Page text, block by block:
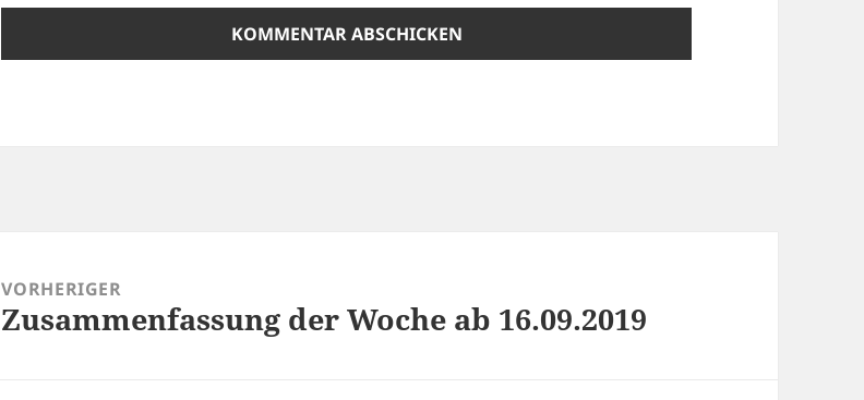
VORHERIGER
Vorheriger
Zusammenfassung der Woche ab 16.09.2019